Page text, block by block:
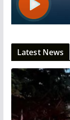
Latest News